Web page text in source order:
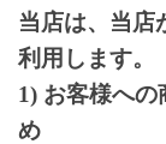
当店は、当店
利用します。
1) お客様へ
め